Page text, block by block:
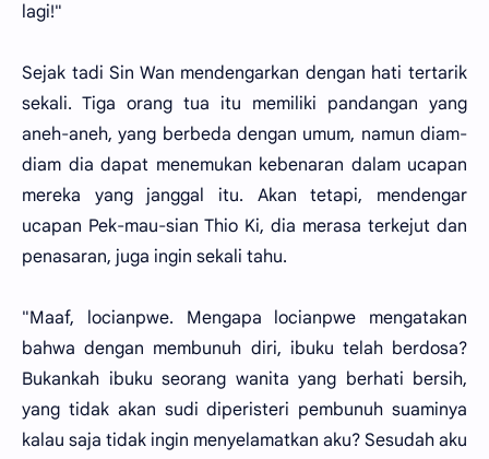
lagi!"
Sejak tadi Sin Wan mendengarkan dengan hati tertarik
sekali. Tiga orang tua itu memiliki pandangan yang
aneh-aneh, yang berbeda dengan umum, namun diam-
diam dia dapat menemukan kebenaran dalam ucapan
mereka yang janggal itu. Akan tetapi, mendengar
ucapan Pek-mau-sian Thio Ki, dia merasa terkejut dan
penasaran, juga ingin sekali tahu.
"Maaf, locianpwe. Mengapa locianpwe mengatakan
bahwa dengan membunuh diri, ibuku telah berdosa?
Bukankah ibuku seorang wanita yang berhati bersih,
yang tidak akan sudi diperisteri pembunuh suaminya
kalau saja tidak ingin menyelamatkan aku? Sesudah aku